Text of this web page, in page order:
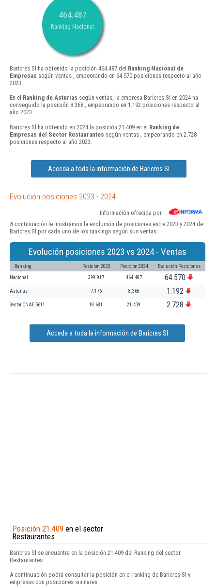
464.487
Ranking Nacional
Baricres Sl ha obtenido la posición 464.487 del Ranking Nacional de
Empresas según ventas , empeorando en 64.570 posiciones respecto al año
2023.
En el Ranking de Asturias según ventas, la empresa Baricres Sl en 2024 ha
conseguido la posición 8.368 , empeorando en 1.192 posiciones respecto al
año 2023.
Baricres Sl ha obtenido en 2024 la posición 21.409 en el Ranking de
Empresas del Sector Restaurantes según ventas , empeorando en 2.728
posiciones respecto al año 2023.
Acceda a toda la información de Baricres Sl
Evolución posiciones 2023 - 2024
Información ofrecida por
A continuación le mostramos la evolución de posiciones entre 2023 y 2024 de
Baricres Sl por cada uno de los rankings según sus ventas:
Evolución posiciones 2023 vs 2024 - Ventas
Ranking Posición 2023 Posición 2024 Evolución Posiciones
Nacional 399.917 464.487 64.570
Asturias 7.176 8.368 1.192
Sector CNAE 5611 18.681 21.409 2.728
Acceda a toda la información de Baricres Sl
Posición 21.409 en el sector
Restaurantes
Baricres Sl se encuentra en la posición 21.409 del Ranking del sector
Restaurantes.
A continuación podrá consultar la posición en el ranking de Baricres Sl y
empresas con posiciones similares: